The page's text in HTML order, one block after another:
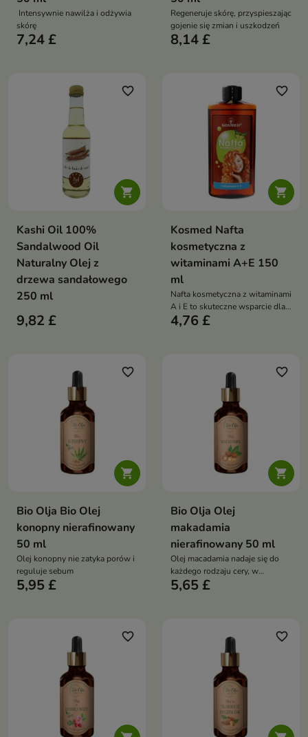
Intensywnie nawilża i odżywia
skórę
7,24 £
Regeneruje skórę, przyspieszając
gojenie się zmian i uszkodzeń
8,14 £

favorite_border
Kashi Oil 100%
Sandalwood Oil
Naturalny Olej z
drzewa sandałowego
250 ml
9,82 £

favorite_border
Kosmed Nafta
kosmetyczna z
witaminami A+E 150
ml
Nafta kosmetyczna z witaminami
A i E to skuteczne wsparcie dla
włosów osłabionych,
4,76 £

favorite_border
Bio Olja Bio Olej
konopny nierafinowany
50 ml
Olej konopny nie zatyka porów i
reguluje sebum
5,95 £

favorite_border
Bio Olja Olej
makadamia
nierafinowany 50 ml
Olej macadamia nadaje się do
każdego rodzaju cery, w
szczególności do cery suchej,
5,65 £
favorite_border favorite_border